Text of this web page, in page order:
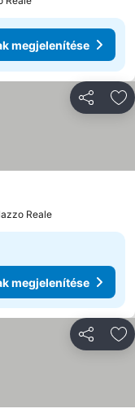
megjelenítése
Reale
megjelenítése